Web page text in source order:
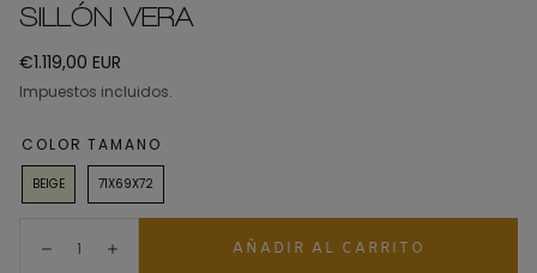
SILLÓN VERA
Precio
regular
€1.119,00 EUR
Impuestos incluidos.
COLOR
BEIGE
TAMANO
71X69X72
DisminuirAumentar AÑADIR AL CARRITO